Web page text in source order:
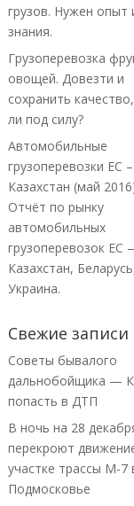
грузов. Нужен опыт
знания.
Грузоперевозка
овощей. Довезти и
сохранить
ли под силу?
Автомобильные
грузоперевозки ЕС –
Казахстан (май
Отчёт по рынку
автомобильных
грузоперевозок
Казахстан,
Украина.
Свежие записи
Советы бывалого
дальнобойщика —
попасть в ДТП
В ночь на 28
перекроют
участке трассы М-7
Подмосковье